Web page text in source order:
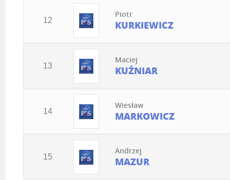
12
Piotr
KURKIEWICZ
13
Maciej
KUŹNIAR
14
Wiesław
MARKOWICZ
15
Andrzej
MAZUR